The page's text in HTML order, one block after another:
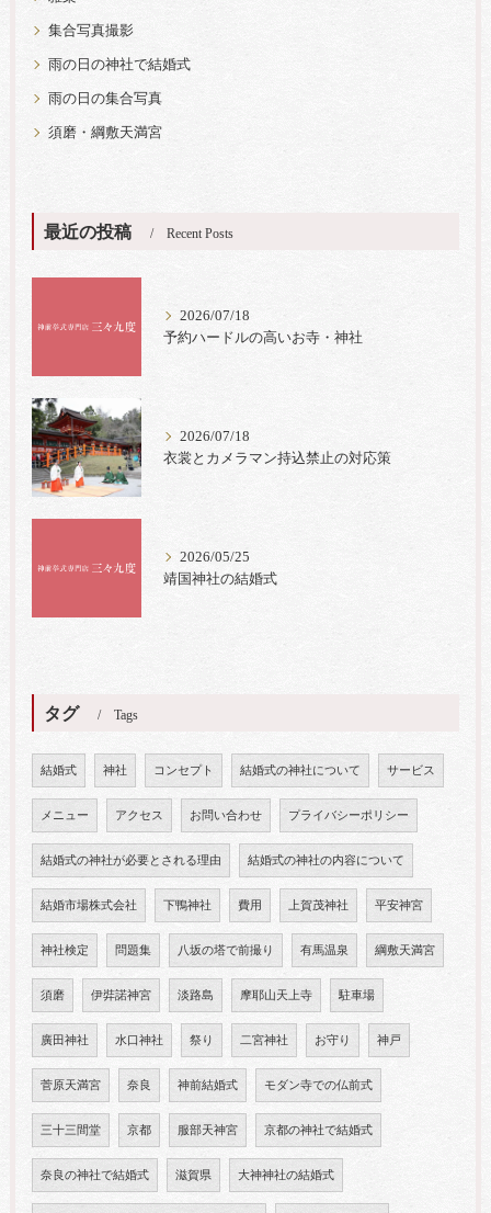
集合写真撮影
雨の日の神社で結婚式
雨の日の集合写真
須磨・綱敷天満宮
最近の投稿 Recent Posts
2026/07/18
予約ハードルの高いお寺・神社
2026/07/18
衣裳とカメラマン持込禁止の対応策
2026/05/25
靖国神社の結婚式
タグ Tags
結婚式 神社 コンセプト 結婚式の神社について サービス
メニュー アクセス お問い合わせ プライバシーポリシー
結婚式の神社が必要とされる理由 結婚式の神社の内容について
結婚市場株式会社 下鴨神社 費用 上賀茂神社 平安神宮
神社検定 問題集 八坂の塔で前撮り 有馬温泉 綱敷天満宮
須磨 伊弉諾神宮 淡路島 摩耶山天上寺 駐車場
廣田神社 水口神社 祭り 二宮神社 お守り 神戸
菅原天満宮 奈良 神前結婚式 モダン寺での仏前式
三十三間堂 京都 服部天神宮 京都の神社で結婚式
奈良の神社で結婚式 滋賀県 大神神社の結婚式